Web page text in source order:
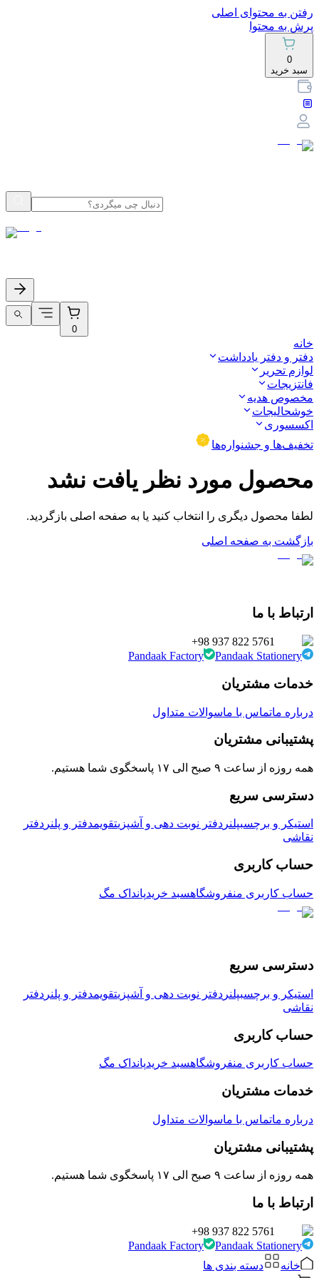
رفتن به محتوای اصلی
پرش به محتوا
0
سبد خرید
0
خانه
دفتر و دفتر یادداشت
لوازم تحریر
فانتزیجات
مخصوص هدیه
خوشحالیجات
اکسسوری
تخفیف‌ها و جشنواره‌ها
محصول مورد نظر یافت نشد
لطفا محصول دیگری را انتخاب کنید یا به صفحه اصلی بازگردید.
بازگشت به صفحه اصلی
ارتباط با ما
+98 937 822 5761
Pandaak Factory
Pandaak Stationery
خدمات مشتریان
درباره ماتماس با ماسوالات متداول
پشتیبانی مشتریان
همه روزه از ساعت ۹ صبح الی ۱۷ پاسخگوی شما هستیم.
دسترسی سریع
استیکر و برچسبپلنر دفتر نوبت دهی و آشپزیتقویمدفتر و پلنر دفتر
نقاشی
حساب کاربری
حساب کاربری منفروشگاهسبد خریدپانداک مگ
دسترسی سریع
استیکر و برچسبپلنر دفتر نوبت دهی و آشپزیتقویمدفتر و پلنر دفتر
نقاشی
حساب کاربری
حساب کاربری منفروشگاهسبد خریدپانداک مگ
خدمات مشتریان
درباره ماتماس با ماسوالات متداول
پشتیبانی مشتریان
همه روزه از ساعت ۹ صبح الی ۱۷ پاسخگوی شما هستیم.
ارتباط با ما
+98 937 822 5761
Pandaak Factory
Pandaak Stationery
خانه
دسته بندی ها